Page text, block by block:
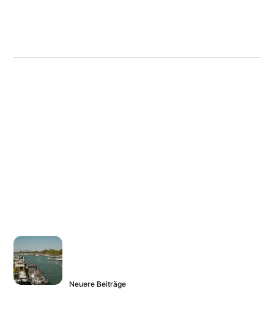
Neuere Beiträge